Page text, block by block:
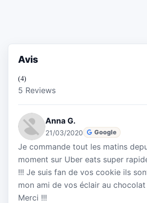
Avis
(4)
5 Reviews
Anna G.
21/03/2020 Google
Je commande tout les matins
moment sur Uber eats super
!!! Je suis fan de vos cookie ils
mon ami de vos éclair au
Merci !!!